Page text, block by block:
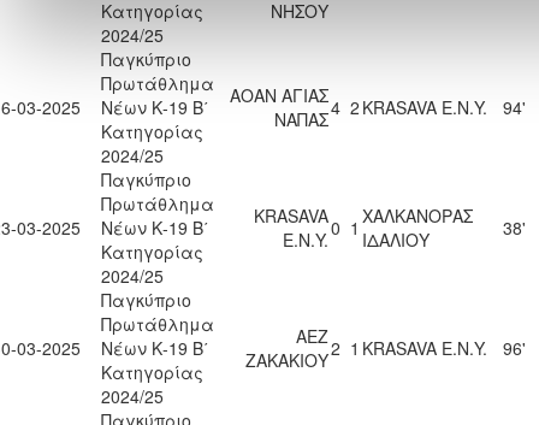
Κατηγορίας
2024/25
ΝΗΣΟΥ
03-2025
Παγκύπριο
Πρωτάθλημα
Νέων Κ-19 Β΄
Κατηγορίας
2024/25
ΑΟΑΝ ΑΓΙΑΣ
ΝΑΠΑΣ4 2 KRASAVA Ε.Ν.Y. 94'
03-2025
Παγκύπριο
Πρωτάθλημα
Νέων Κ-19 Β΄
Κατηγορίας
2024/25
KRASAVA
Ε.Ν.Y.0 1 ΧΑΛΚΑΝΟΡΑΣ
ΙΔΑΛΙΟΥ
38'
03-2025
Παγκύπριο
Πρωτάθλημα
Νέων Κ-19 Β΄
Κατηγορίας
2024/25
ΑΕΖ
ΖΑΚΑΚΙΟΥ2 1 KRASAVA Ε.Ν.Y. 96'
Παγκύπριο